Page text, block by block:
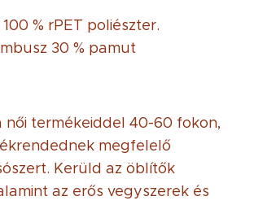
% rPET poliészter.
30 % pamut
termékeiddel 40-60 fokon,
megfelelő
Kerüld az öblítők
az erős vegyszerek és